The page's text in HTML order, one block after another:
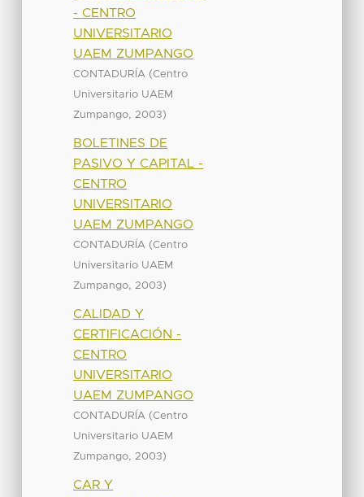
- CENTRO
UNIVERSITARIO
UAEM ZUMPANGO
CONTADURÍA (Centro
Universitario UAEM
Zumpango, 2003)
BOLETINES DE
PASIVO Y CAPITAL -
CENTRO
UNIVERSITARIO
UAEM ZUMPANGO
CONTADURÍA (Centro
Universitario UAEM
Zumpango, 2003)
CALIDAD Y
CERTIFICACIÓN -
CENTRO
UNIVERSITARIO
UAEM ZUMPANGO
CONTADURÍA (Centro
Universitario UAEM
Zumpango, 2003)
CAR Y